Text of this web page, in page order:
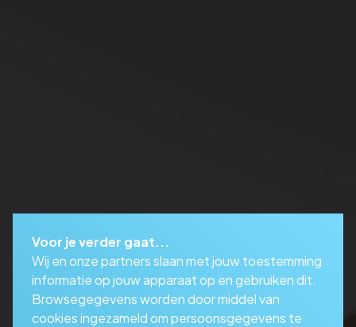
Voor je verder gaat...
Wij en onze partners slaan met jouw toestemming
informatie op jouw apparaat op en gebruiken dit.
Browsegegevens worden door middel van
cookies ingezameld om persoonsgegevens te